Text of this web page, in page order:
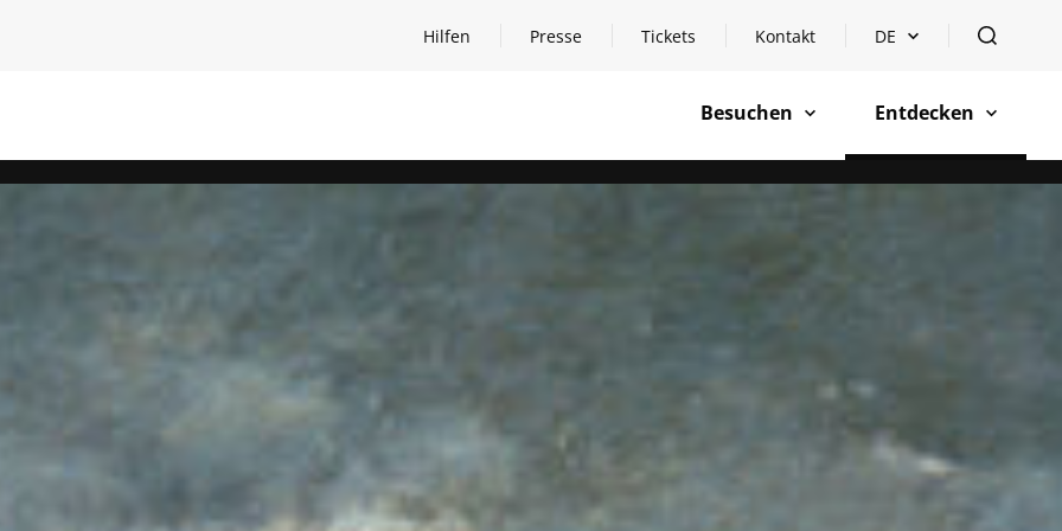
Hilfen
Hilfen öffnen Presse Tickets Kontakt Sprachauswahl öffnen
DE öffnen
Besuchen
öffnen Entdecken
öffnen